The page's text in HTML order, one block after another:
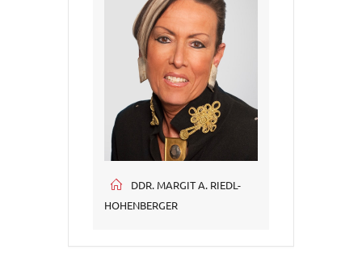
DDR. MARGIT A. RIEDL-
HOHENBERGER